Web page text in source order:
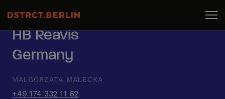
HB Reavis
Germany
MAŁGORZATA MAŁECKA
+49 174 332 11 62